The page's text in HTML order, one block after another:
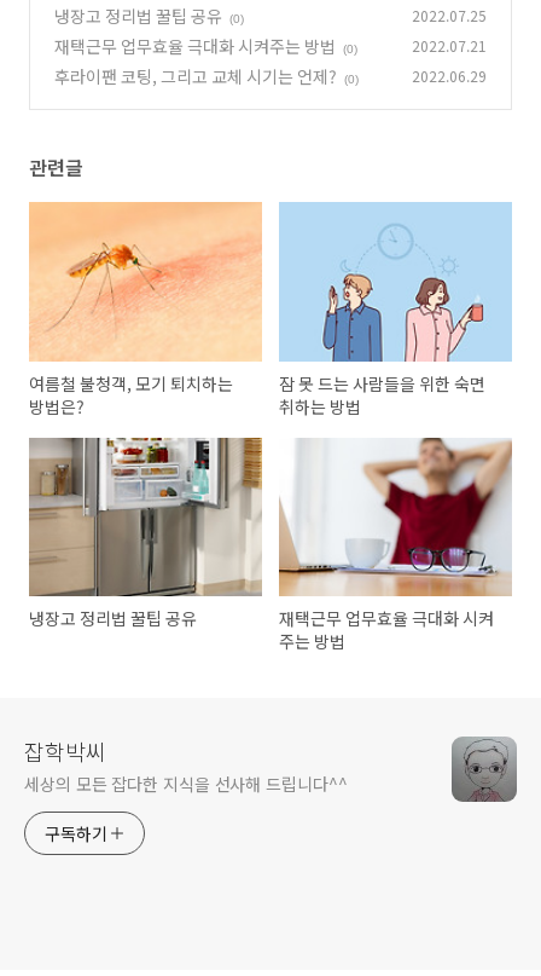
냉장고 정리법 꿀팁 공유 (0) 2022.07.25
재택근무 업무효율 극대화 시켜주는 방법 (0) 2022.07.21
후라이팬 코팅, 그리고 교체 시기는 언제? (0) 2022.06.29
관련글
여름철 불청객, 모기 퇴치하는
방법은?
잠 못 드는 사람들을 위한 숙면
취하는 방법
냉장고 정리법 꿀팁 공유
재택근무 업무효율 극대화 시켜
주는 방법
잡학박씨
세상의 모든 잡다한 지식을 선사해 드립니다^^
구독하기